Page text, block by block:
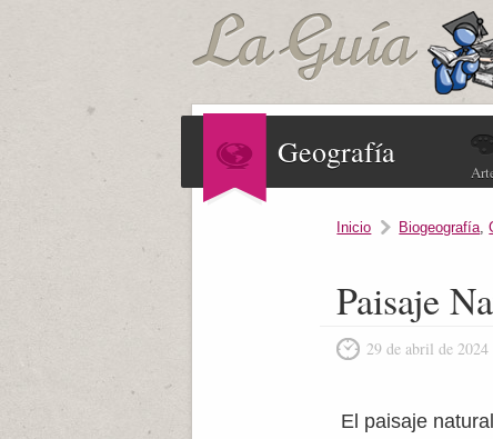
Geografía
Inicio Biogeografía,
Paisaje
29 de abril de 2024
El paisaje